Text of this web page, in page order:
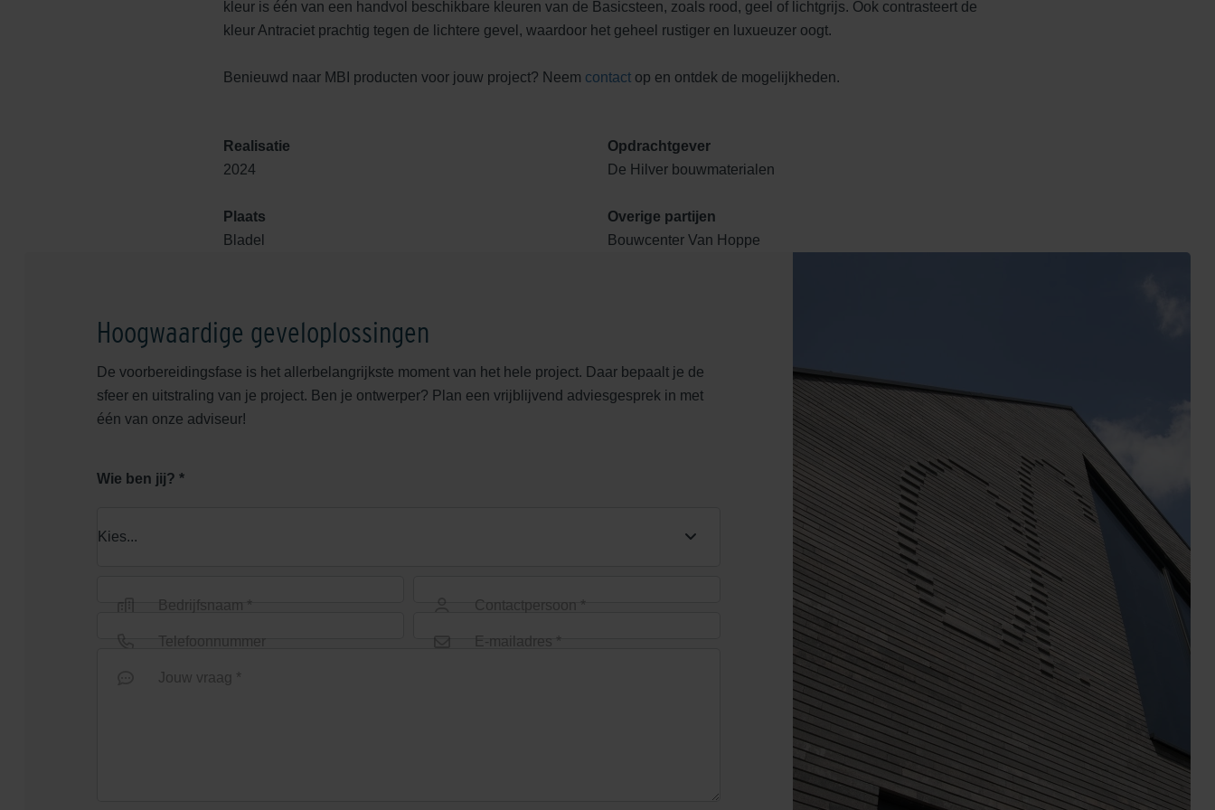
kleur is één van een handvol beschikbare kleuren van de Basicsteen, zoals rood, geel of lichtgrijs. Ook contrasteert de
kleur Antraciet prachtig tegen de lichtere gevel, waardoor het geheel rustiger en luxueuzer oogt.
Benieuwd naar MBI producten voor jouw project? Neem contact op en ontdek de mogelijkheden.
Realisatie
2024
Plaats
Bladel
Opdrachtgever
De Hilver bouwmaterialen
Overige partijen
Bouwcenter Van Hoppe
Hoogwaardige geveloplossingen
De voorbereidingsfase is het allerbelangrijkste moment van het hele project. Daar bepaalt je de
sfeer en uitstraling van je project. Ben je ontwerper? Plan een vrijblijvend adviesgesprek in met
één van onze adviseur!
Wie ben jij? *
Bedrijfsnaam * Contactpersoon *
Telefoonnummer E-mailadres *
Jouw vraag *